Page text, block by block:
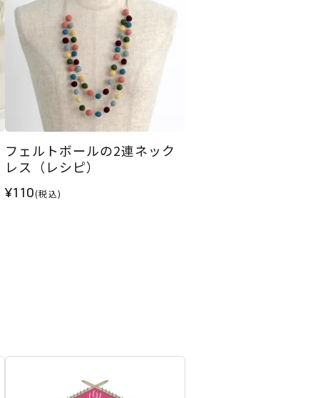
フェルトボールの2連ネック
レス（レシピ）
¥110(税込)